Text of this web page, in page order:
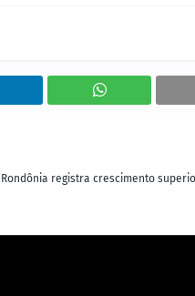
Rondônia registra crescimento